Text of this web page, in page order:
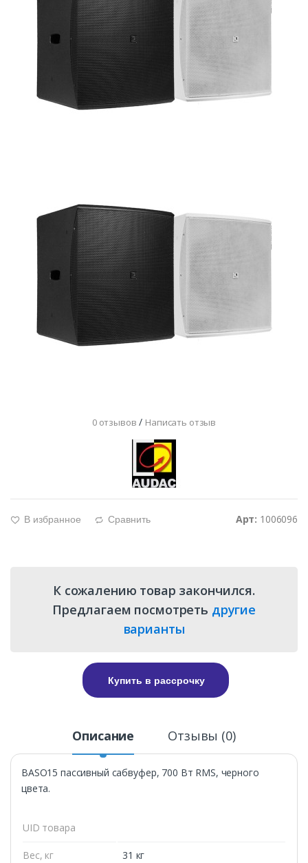
0 отзывов / Написать отзыв
Арт: 1006096
g В избранное d Сравнить
К сожалению товар закончился.
Предлагаем посмотреть другие
варианты
Купить в рассрочку
Описание Отзывы (0)
BASO15 пассивный сабвуфер, 700 Вт RMS, черного
цвета.
UID товара
Вес, кг 31 кг